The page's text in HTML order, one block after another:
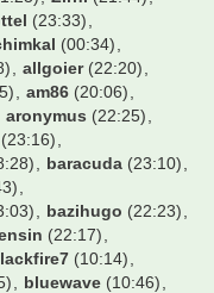
(23:33)
(00:34)
allgoier(22:20)
am86 (20:06)
aronymus (22:25)
(23:16)
baracuda (23:10)
bazihugo (22:23)
(22:17)
(10:14)
bluewave (10:46)